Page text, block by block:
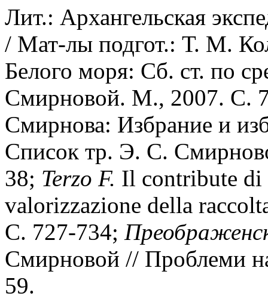
Лит.: Архангельская
/ Мат-лы подгот.: Т. М.
Белого моря: Сб. ст. по
Смирновой. М., 2007. С.
Смирнова: Избрание и
Список тр. Э. С.
38; Terzo F. Il contribute di
valorizzazione della
С. 727-734;
Смирновой // Проблеми
59.